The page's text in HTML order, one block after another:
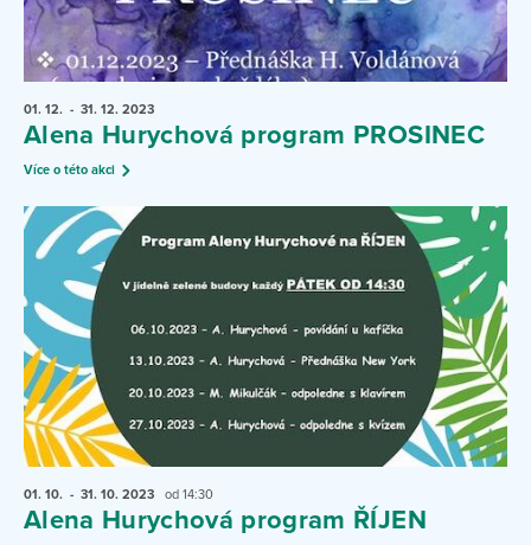
01. 12. - 31. 12. 2023
Alena Hurychová program PROSINEC
Více o této akci
01. 10. - 31. 10. 2023 od 14:30
Alena Hurychová program ŘÍJEN